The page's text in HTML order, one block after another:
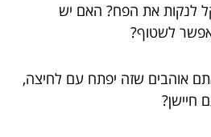
לנקות את הפח? האם יש
לשטוף?
אוהבים שזה יפתח עם לחיצה,
חיישן?